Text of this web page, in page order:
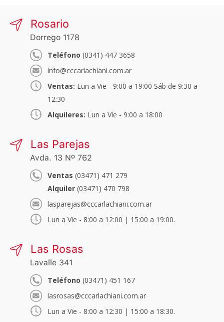
Rosario
Dorrego 1178
Teléfono (0341) 447 3658
info@cccarlachiani.com.ar
Ventas: Lun a Vie - 9:00 a 19:00 Sáb de 9:30 a
12:30
Alquileres: Lun a Vie - 9:00 a 18:00
Las Parejas
Avda. 13 Nº 762
Ventas (03471) 471 279
Alquiler (03471) 470 798
lasparejas@cccarlachiani.com.ar
Lun a Vie - 8:00 a 12:00 | 15:00 a 19:00.
Las Rosas
Lavalle 341
Teléfono (03471) 451 167
lasrosas@cccarlachiani.com.ar
Lun a Vie - 8:00 a 12:30 | 15:00 a 18:30.